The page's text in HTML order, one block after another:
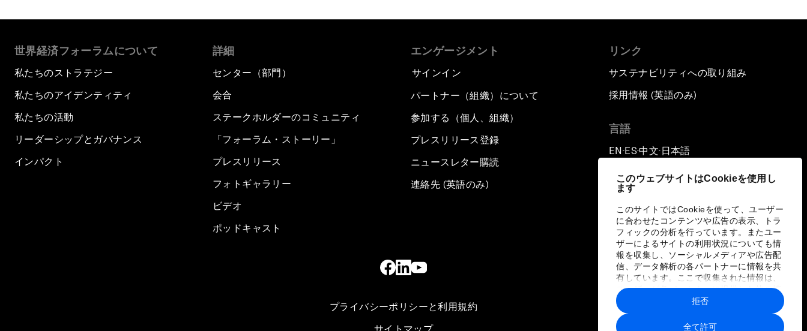
このウェブサイトはCookieを使用し
ます
このサイトではCookieを使って、ユーザー
に合わせたコンテンツや広告の表示、トラ
フィックの分析を行っています。またユー
ザーによるサイトの利用状況についても情
報を収集し、ソーシャルメディアや広告配
信、データ解析の各パートナーに情報を共
有しています。ここで収集された情報は、
ユーザーが各パートナーに提供した他の情
報や各パートナーのサービスを使用した際
に収集された情報と組み合わされ、各パー
トナーによって使用されることがありま
全て許可
拒否
世界経済フォーラムについて
私たちのストラテジー
私たちのアイデンティティ
私たちの活動
リーダーシップとガバナンス
インパクト
詳細
センター（部門）
会合
ステークホルダーのコミュニティ
「フォーラム・ストーリー」
プレスリリース
フォトギャラリー
ビデオ
ポッドキャスト
エンゲージメント
サインイン
パートナー（組織）について
参加する（個人、組織）
プレスリリース登録
ニュースレター購読
連絡先 (英語のみ)
リンク
サステナビリティへの取り組み
採用情報 (英語のみ)
言語
EN ▪ ES▪中文▪ 日本語
プライバシーポリシーと利用規約